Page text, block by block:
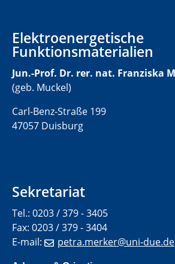
Elektroenergetische
Funktionsmaterialien
Jun.-Prof. Dr. rer. nat. Franziska
(geb. Muckel)
Carl-Benz-Straße 199
47057 Duisburg
Sekretariat
Tel.: 0203 / 379 - 3405
Fax: 0203 / 379 - 3404
E-mail:
petra.merker@uni-due.de